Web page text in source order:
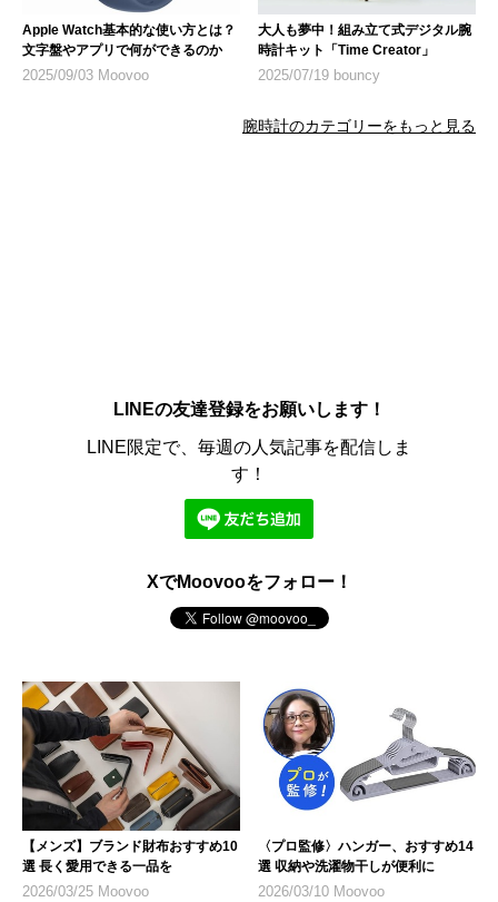
Apple Watch基本的な使い方とは？
文字盤やアプリで何ができるのか
2025/09/03 Moovoo
大人も夢中！組み立て式デジタル腕
時計キット「Time Creator」
2025/07/19 bouncy
腕時計のカテゴリーをもっと見る
LINEの友達登録をお願いします！
LINE限定で、毎週の人気記事を配信しま
す！
XでMoovooをフォロー！
【メンズ】ブランド財布おすすめ10
選 長く愛用できる一品を
2026/03/25 Moovoo
〈プロ監修〉ハンガー、おすすめ14
選 収納や洗濯物干しが便利に
2026/03/10 Moovoo